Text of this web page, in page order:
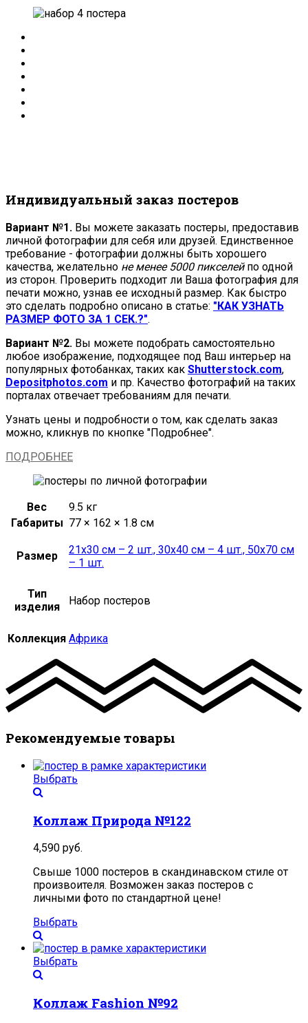
Индивидуальный заказ постеров
Вариант №1. Вы можете заказать постеры, предоставив
личной фотографии для себя или друзей. Единственное
требование - фотографии должны быть хорошего
качества, желательно не менее 5000 пикселейпо одной
из сторон. Проверить подходит ли Ваша фотография для
печати можно, узнав ее исходный размер. Как быстро
это сделать подробно описано в статье: "КАК УЗНАТЬ
РАЗМЕР ФОТО ЗА 1 СЕК.?".
Вариант №2. Вы можете подобрать самостоятельно
любое изображение, подходящее под Ваш интерьер на
популярных фотобанках, таких как Shutterstock.com,
Depositphotos.com и пр. Качество фотографий на таких
порталах отвечает требованиям для печати.
Узнать цены и подробности о том, как сделать заказ
можно, кликнув по кнопке "Подробнее".
ПОДРОБНЕЕ
Вес
9.5 кг
Габариты 77 × 162 × 1.8 см
Размер
21х30 см – 2 шт., 30х40 см – 4 шт., 50х70 см
– 1 шт.
Тип
изделия
Набор постеров
Коллекция Африка
Рекомендуемые товары
Выбрать
Коллаж Природа №122
4,590 руб.
Свыше 1000 постеров в скандинавском стиле от
произвоителя. Возможен заказ постеров с
личными фото по стандартной цене!
Выбрать
Выбрать
Коллаж Fashion №92